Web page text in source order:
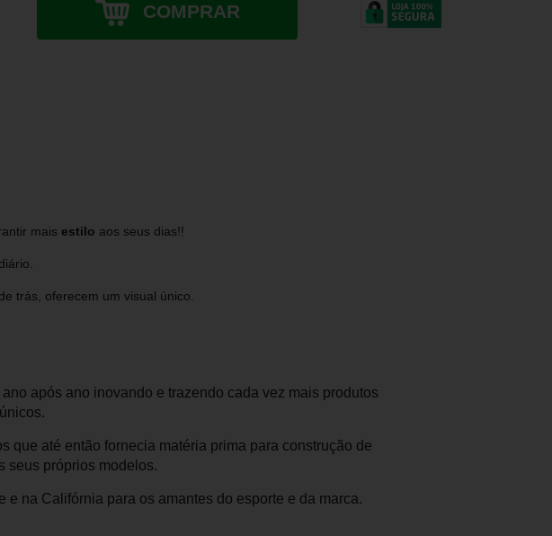
COMPRAR
mais estilo aos seus dias!!
trás, oferecem um visual único.
após ano inovando e trazendo cada vez mais produtos
que até então fornecia matéria prima para construção de
seus próprios modelos.
na Califórnia para os amantes do esporte e da marca.